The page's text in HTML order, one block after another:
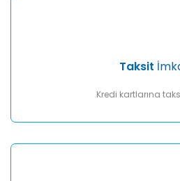
Taksit
Kredi kartlarına